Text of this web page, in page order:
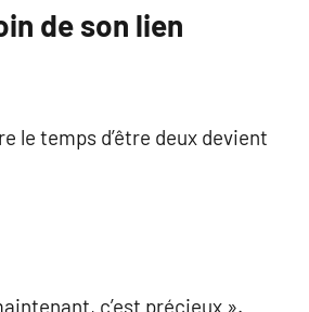
de son lien
le temps d’être deux devient
c’est précieux ».